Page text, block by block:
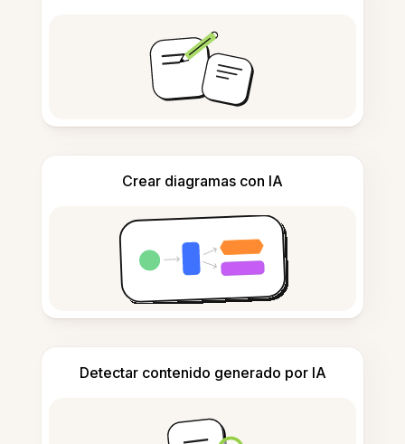
Crear diagramas con IA
Detectar contenido generado por IA